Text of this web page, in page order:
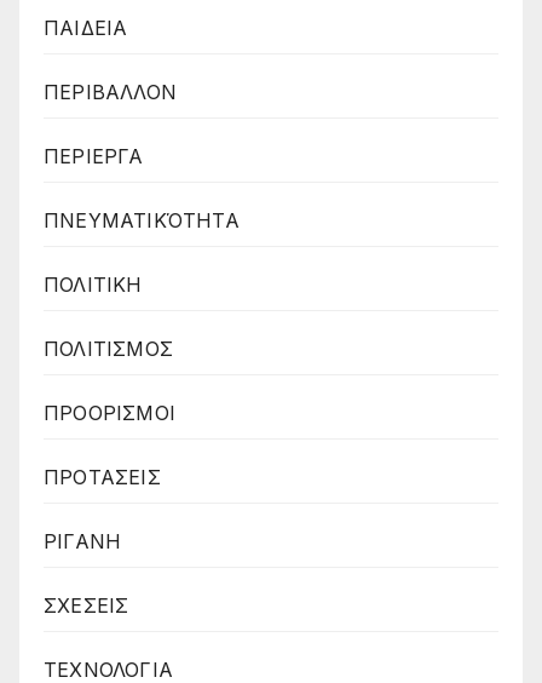
ΠΑΙΔΕΙΑ
ΠΕΡΙΒΑΛΛΟΝ
ΠΕΡΙΕΡΓΑ
ΠΝΕΥΜΑΤΙΚΌΤΗΤΑ
ΠΟΛΙΤΙΚΗ
ΠΟΛΙΤΙΣΜΟΣ
ΠΡΟΟΡΙΣΜΟΙ
ΠΡΟΤΑΣΕΙΣ
ΡΙΓΑΝΗ
ΣΧΕΣΕΙΣ
ΤΕΧΝΟΛΟΓΙΑ